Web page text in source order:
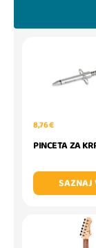
8,76 €
PINCETA ZA
SAZNAJ